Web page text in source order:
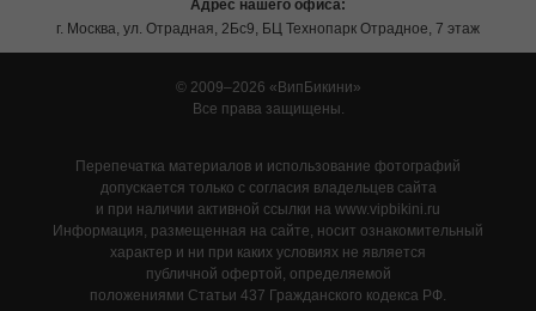
Адрес нашего офиса:
г. Москва, ул. Отрадная, 2Бс9, БЦ Технопарк Отрадное, 7 этаж
© 2009–2026
ВипБикини
Все права защищены.
Перепечатка материалов и использование фотографий
допускается только с согласия владельцев сайта
и при наличии активной ссылки на www.vipbikini.ru
Информация, размещенная на сайте, носит ознакомительный
характер и ни при каких условиях не является
публичной офертой, определяемой
положениями Статьи 437 Гражданского кодекса РФ.